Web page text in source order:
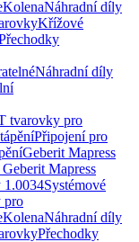
KolenaNáhradní díly
Křížové
Náhradní díly
tvarovky pro
Připojení pro
Geberit Mapress
Mapress
1.0034Systémové
pro
KolenaNáhradní díly
Přechodky